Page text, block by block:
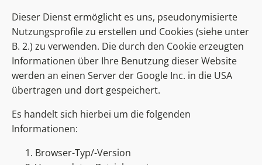
Dieser Dienst ermöglicht es uns, pseudonymisierte
Nutzungsprofile zu erstellen und Cookies (siehe unter
B. 2.) zu verwenden. Die durch den Cookie erzeugten
Informationen über Ihre Benutzung dieser Website
werden an einen Server der Google Inc. in die USA
übertragen und dort gespeichert.
Es handelt sich hierbei um die folgenden
Informationen:
Browser-Typ/-Version